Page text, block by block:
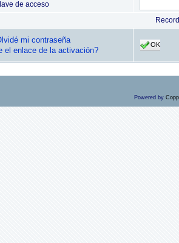
de acceso
mi contraseña
el enlace de la activación?
OK
Powered by